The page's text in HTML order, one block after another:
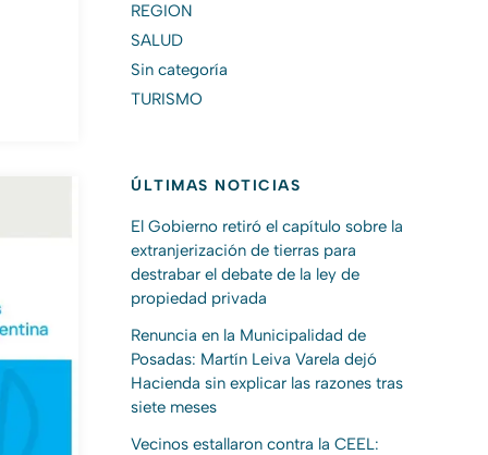
REGION
SALUD
Sin categoría
TURISMO
ÚLTIMAS NOTICIAS
El Gobierno retiró el capítulo sobre la
extranjerización de tierras para
destrabar el debate de la ley de
propiedad privada
Renuncia en la Municipalidad de
Posadas: Martín Leiva Varela dejó
Hacienda sin explicar las razones tras
siete meses
Vecinos estallaron contra la CEEL: